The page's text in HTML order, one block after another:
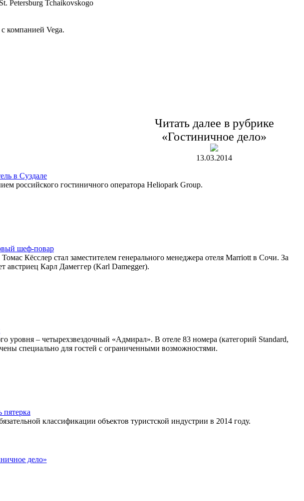
Petersburg Tchaikovskogo
компанией Vega.
Читать далее в рубрике
«Гостиничное дело»
13.03.2014
в Суздале
российского гостиничного оператора Heliopark Group.
шеф-повар
Кёсслер стал заместителем генерального менеджера отеля Marriott в Сочи. За
австриец Карл Дамеггер (Karl Damegger).
‒ четырехзвездочный «Адмирал». В отеле 83 номера (категорий Standard,
специально для гостей с ограниченными возможностями.
пятерка
классификации объектов туристской индустрии в 2014 году.
дело»